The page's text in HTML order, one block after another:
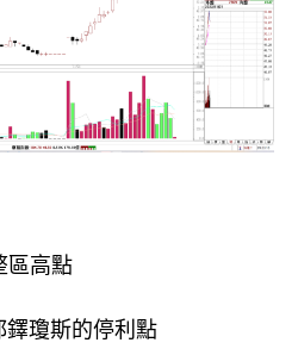
區高點
鐸瓊斯的停利點